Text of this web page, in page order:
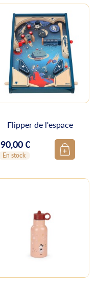
Flipper de l'espace
Prix
90,00 €
En stock